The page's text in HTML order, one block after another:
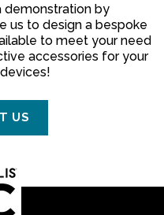
demonstration by
us to design a bespoke
to meet your need
accessories for your
US